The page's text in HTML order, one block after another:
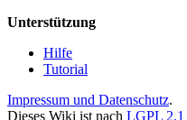
Unterstützung
Hilfe
Tutorial
Impressum und Datenschutz.
Dieses Wiki ist nach LGPL 2.1